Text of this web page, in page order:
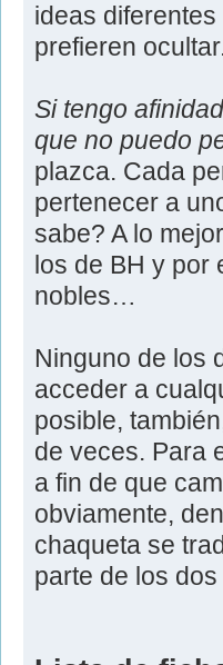
ideas
prefieren
Si tengo
que no puedo
plazca. Cada
pertenecer a
sabe? A lo
los de BH y
nobles…
Ninguno de los
acceder a
posible,
de veces. Para
a fin de que
obviamente,
chaqueta se
parte de los